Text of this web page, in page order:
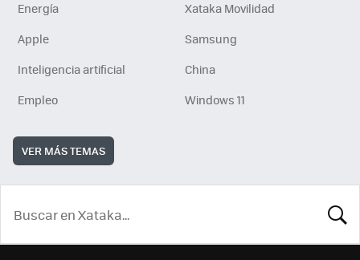
Energía
Xataka Movilidad
Apple
Samsung
Inteligencia artificial
China
Empleo
Windows 11
VER MÁS TEMAS